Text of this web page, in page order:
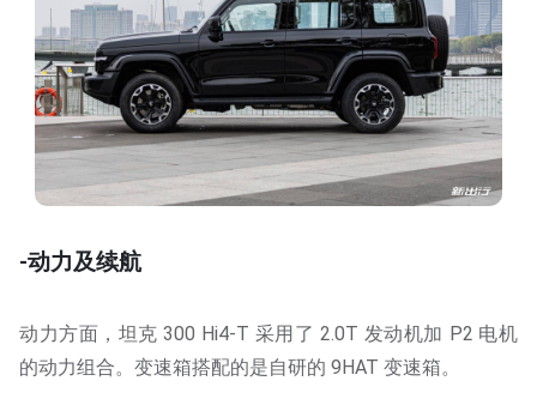
-动力及续航
动力方面，坦克 300 Hi4-T 采用了 2.0T 发动机加 P2 电机
的动力组合。变速箱搭配的是自研的 9HAT 变速箱。